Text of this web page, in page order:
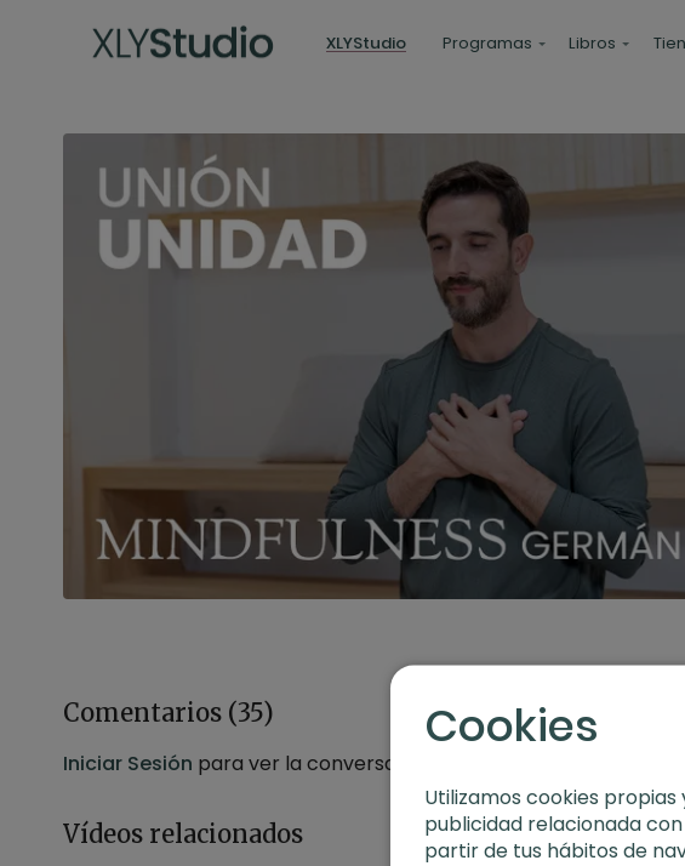
XLYStudio Programas Libros
Comentarios (35)
Iniciar Sesión para ver la conversación
Vídeos relacionados
Cookies
Utilizamos cookies
publicidad relacionada
partir de tus hábitos de